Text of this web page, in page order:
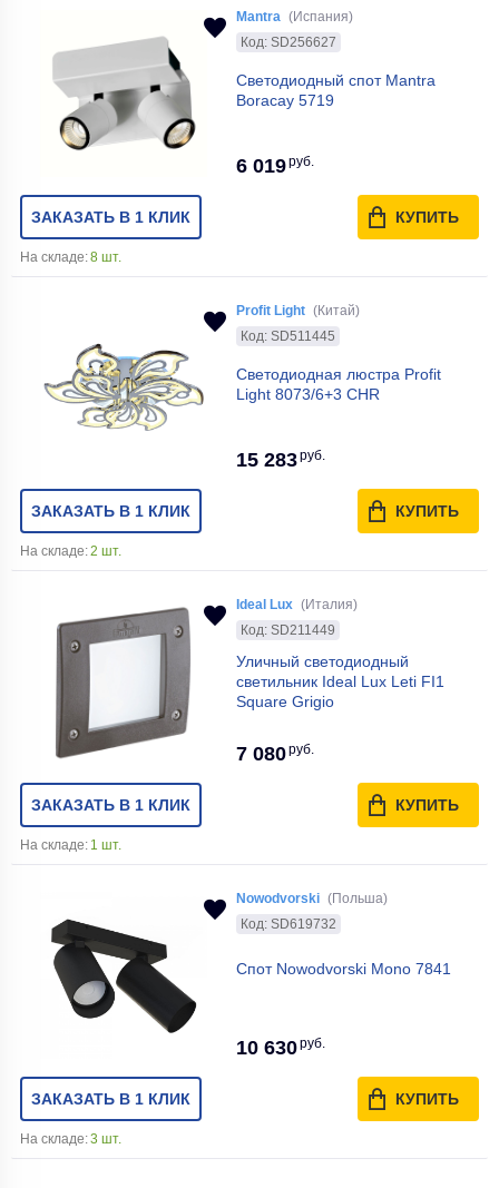
Mantra (Испания)
Код: SD256627
Светодиодный спот Mantra
Boracay 5719
6 019руб.
ЗАКАЗАТЬ В 1 КЛИК КУПИТЬ
На складе:8 шт.
Profit Light (Китай)
Код: SD511445
Светодиодная люстра Profit
Light 8073/6+3 CHR
15 283руб.
ЗАКАЗАТЬ В 1 КЛИК КУПИТЬ
На складе:2 шт.
Ideal Lux (Италия)
Код: SD211449
Уличный светодиодный
светильник Ideal Lux Leti FI1
Square Grigio
7 080руб.
ЗАКАЗАТЬ В 1 КЛИК КУПИТЬ
На складе: 1 шт.
Nowodvorski (Польша)
Код: SD619732
Спот Nowodvorski Mono 7841
10 630руб.
ЗАКАЗАТЬ В 1 КЛИК КУПИТЬ
На складе:3 шт.